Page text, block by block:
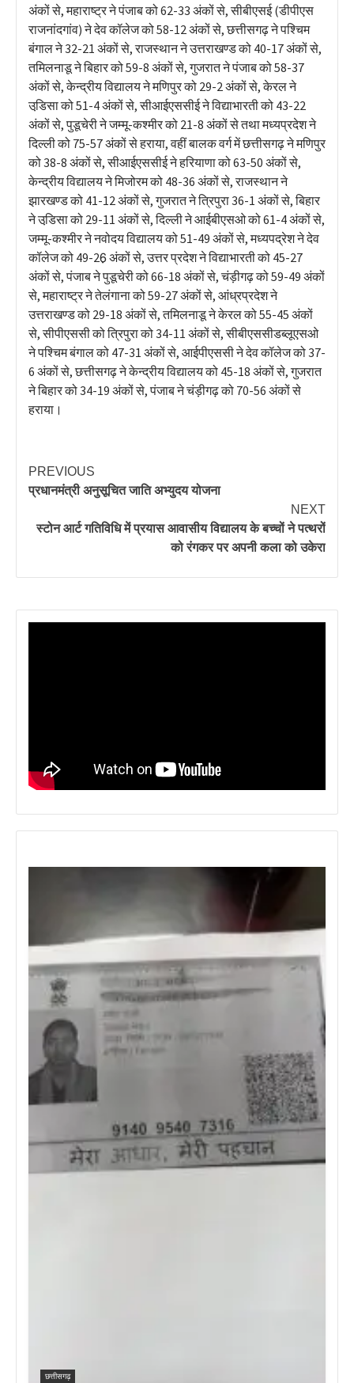
अंकों से, महाराष्ट्र ने पंजाब को 62-33 अंकों से, सीबीएसई (डीपीएस
राजनांदगांव) ने देव कॉलेज को 58-12 अंकों से, छत्तीसगढ़ ने पश्चिम
बंगाल ने 32-21 अंकों से, राजस्थान ने उत्तराखण्ड को 40-17 अंकों से,
तमिलनाडू ने बिहार को 59-8 अंकों से, गुजरात ने पंजाब को 58-37
अंकों से, केन्द्रीय विद्यालय ने मणिपुर को 29-2 अंकों से, केरल ने
उडि़सा को 51-4 अंकों से, सीआईएससीई ने विद्याभारती को 43-22
अंकों से, पुडूचेरी ने जम्मू-कश्मीर को 21-8 अंकों से तथा मध्यप्रदेश ने
दिल्ली को 75-57 अंकों से हराया, वहीं बालक वर्ग में छत्तीसगढ़ ने मणिपुर
को 38-8 अंकों से, सीआईएससीई ने हरियाणा को 63-50 अंकों से,
केन्द्रीय विद्यालय ने मिजोरम को 48-36 अंकों से, राजस्थान ने
झारखण्ड को 41-12 अंकों से, गुजरात ने त्रिपुरा 36-1 अंकों से, बिहार
ने उडि़सा को 29-11 अंकों से, दिल्ली ने आईबीएसओ को 61-4 अंकों से,
जम्मू-कश्मीर ने नवोदय विद्यालय को 51-49 अंकों से, मध्यपद्रेश ने देव
कॉलेज को 49-26़ अंकों से, उत्तर प्रदेश ने विद्याभारती को 45-27
अंकों से, पंजाब ने पुडूचेरी को 66-18 अंकों से, चंड़ीगढ़ को 59-49 अंकों
से, महाराष्ट्र ने तेलंगाना को 59-27 अंकों से, आंध्रप्रदेश ने
उत्तराखण्ड को 29-18 अंकों से, तमिलनाडू ने केरल को 55-45 अंकों
से, सीपीएससी को त्रिपुरा को 34-11 अंकों से, सीबीएससीडब्लूएसओ
ने पश्चिम बंगाल को 47-31 अंकों से, आईपीएससी ने देव कॉलेज को 37-
6 अंकों से, छत्तीसगढ़ ने केन्द्रीय विद्यालय को 45-18 अंकों से, गुजरात
ने बिहार को 34-19 अंकों से, पंजाब ने चंड़ीगढ़ को 70-56 अंकों से
हराया।
PREVIOUS
प्रधानमंत्री अनुसूचित जाति अभ्युदय योजना
NEXT
स्टोन आर्ट गतिविधि में प्रयास आवासीय विद्यालय के बच्चों ने पत्थरों
को रंगकर पर अपनी कला को उकेरा
छत्तीसगढ़